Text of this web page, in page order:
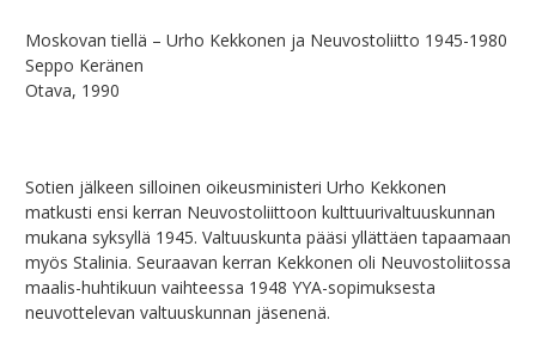
Moskovan tiellä – Urho Kekkonen ja Neuvostoliitto 1945-1980
Seppo Keränen
Otava, 1990
Sotien jälkeen silloinen oikeusministeri Urho Kekkonen
matkusti ensi kerran Neuvostoliittoon kulttuurivaltuuskunnan
mukana syksyllä 1945. Valtuuskunta pääsi yllättäen tapaamaan
myös Stalinia. Seuraavan kerran Kekkonen oli Neuvostoliitossa
maalis-huhtikuun vaihteessa 1948 YYA-sopimuksesta
neuvottelevan valtuuskunnan jäsenenä.